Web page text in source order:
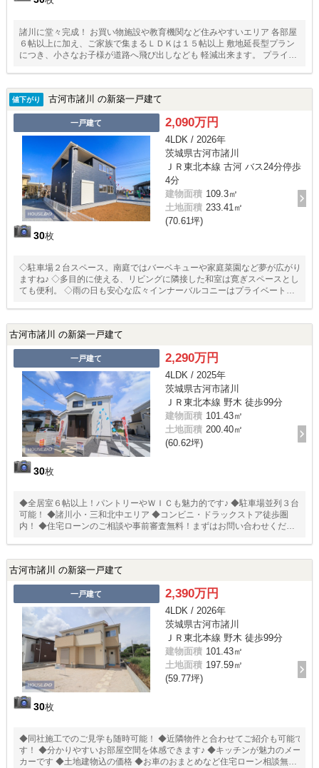
諸川に堂々完成！ お買い物施設や教育機関など住みやすいエリア 各部屋
６帖以上に加え、ご家族で集まるＬＤＫは１５帖以上 敷地延長型プラン
につき、小さなお子様が道路へ飛び出しなども 軽減出来ます。 プライバ
値下がり 古河市諸川 の新築一戸建て
一戸建て
30枚
2,090万円
4LDK / 2026年
茨城県古河市諸川
ＪＲ東北本線 古河 バス24分停歩
4分
建物面積 109.3㎡
土地面積 233.41㎡
(70.61坪)
◇駐車場２台スペース。南庭ではバーベキューや家庭菜園など夢が広がり
ますね♪ ◇多目的に使える、リビングに隣接した和室は寛ぎスペースとし
ても便利。 ◇雨の日も安心な広々インナーバルコニーはプライベート空
古河市諸川 の新築一戸建て
一戸建て
30枚
2,290万円
4LDK / 2025年
茨城県古河市諸川
ＪＲ東北本線 野木 徒歩99分
建物面積 101.43㎡
土地面積 200.40㎡
(60.62坪)
◆全居室６帖以上！パントリーやＷＩＣも魅力的です♪ ◆駐車場並列３台
可能！ ◆諸川小・三和北中エリア ◆コンビニ・ドラックストア徒歩圏
内！ ◆住宅ローンのご相談や事前審査無料！まずはお問い合わせくださ
古河市諸川 の新築一戸建て
一戸建て
30枚
2,390万円
4LDK / 2026年
茨城県古河市諸川
ＪＲ東北本線 野木 徒歩99分
建物面積 101.43㎡
土地面積 197.59㎡
(59.77坪)
◆同社施工でのご見学も随時可能！ ◆近隣物件と合わせてご紹介も可能で
す！ ◆分かりやすいお部屋空間を体感できます♪ ◆キッチンが魅力のメー
カーです ◆土地建物込の価格 ◆お車のおまとめなど住宅ローン相談無料